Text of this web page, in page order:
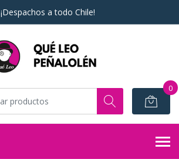
¡Despachos a todo Chile!
0